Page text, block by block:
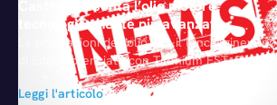
Castrol presenta l’olio motore
tecnologicamente più avanzato
Le prestazioni dell'olio con il lancio ginevrino
di Edge potenziato con Titanium FST. Si
dell'olio motore più avanzato
tecnologicamente e più resistente di sempre.
Leggi l'articolo